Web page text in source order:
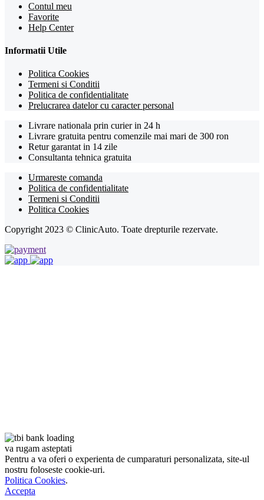
Contul meu
Favorite
Help Center
Informatii Utile
Politica Cookies
Termeni si Conditii
Politica de confidentialitate
Prelucrarea datelor cu caracter personal
Livrare nationala prin curier in 24 h
Livrare gratuita pentru comenzile mai mari de 300 ron
Retur garantat in 14 zile
Consultanta tehnica gratuita
Urmareste comanda
Politica de confidentialitate
Termeni si Conditii
Politica Cookies
Copyright 2023 © ClinicAuto. Toate drepturile rezervate.
va rugam asteptati
Pentru a va oferi o experienta de cumparaturi personalizata, site-ul
nostru foloseste cookie-uri.
Politica Cookies.
Accepta